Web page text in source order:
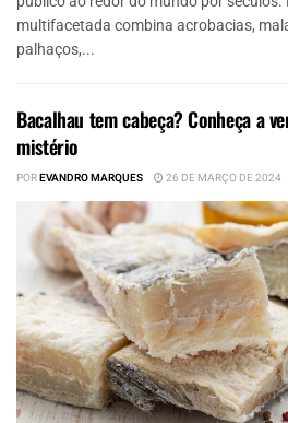
multifacetada combina acrobacias,
palhaços,...
Bacalhau tem cabeça? Conheça a
mistério
POREVANDRO MARQUES 26 DE MARÇO DE 2024